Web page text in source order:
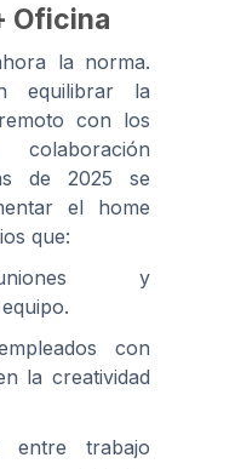
Oficina
la norma.
equilibrar la
con los
de 2025 se
el home
que:
y
con
la creatividad
entre trabajo